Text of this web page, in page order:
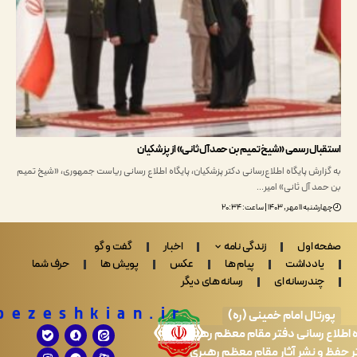
رسمی «شیخ تمیم بن حمد آل ثانی» از پزشکیان
پایگاه اطلاع‌رسانی دکتر پزشکیان، پایگاه اطلاع رسانی ریاست جمهوری، «شیخ تمیم
آل ثانی» امیر…
۱۴۰۳ | ساعت: ۲۰:۳۴
اول زندگی نامه اخبار
گفت و گو
پیام ها عکس پویش ها
حرف شما
ای
رسانه های دیگر
امام خمینی (ره)
رسانی دفتر مقام معظم رهبری
آثار مقام معظم رهبری
Drpezeshkian.ir